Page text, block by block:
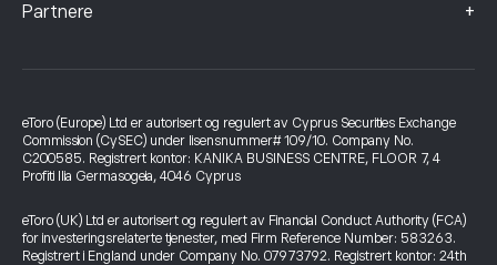
Partnere +
eToro (Europe) Ltd er autorisert og regulert av Cyprus Securities Exchange
Commission (CySEC) under lisensnummer# 109/10. Company No.
C200585. Registrert kontor: KANIKA BUSINESS CENTRE, FLOOR 7, 4
Profiti Ilia Germasogeia, 4046 Cyprus
eToro (UK) Ltd er autorisert og regulert av Financial Conduct Authority (FCA)
for investeringsrelaterte tjenester, med Firm Reference Number: 583263.
Registrert i England under Company No. 07973792. Registrert kontor: 24th